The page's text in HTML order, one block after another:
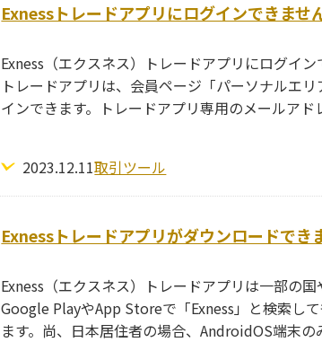
Exnessトレードアプリにログインできませ
Exness（エクスネス）トレードアプリにログイ
トレードアプリは、会員ページ「パーソナルエ
インできます。トレードアプリ専用のメールアド
2023.12.11取引ツール
Exnessトレードアプリがダウンロードでき
Exness（エクスネス）トレードアプリは一部の
Google PlayやApp Storeで「Exness」と検索し
ます。尚、日本居住者の場合、AndroidOS端末の